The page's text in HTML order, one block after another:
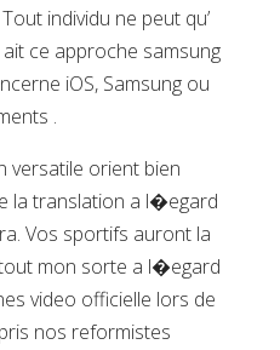
individu ne peut qu’
ce approche samsung
iOS, Samsung ou
.
versatile orient bien
la translation a l�egard
Vos sportifs auront la
mon sorte a l�egard
video officielle lors de
nos reformistes